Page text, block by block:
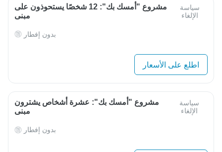
مشروع "أمسك بك": 12 شخصًا يستحوذون على
مبنى
سياسة
الإلغاء
بدون إفطار
اطلع على الأسعار
مشروع "أمسك بك": عشرة أشخاص يشترون
مبنى
سياسة
الإلغاء
بدون إفطار